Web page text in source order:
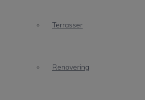
Terrasser
Renovering